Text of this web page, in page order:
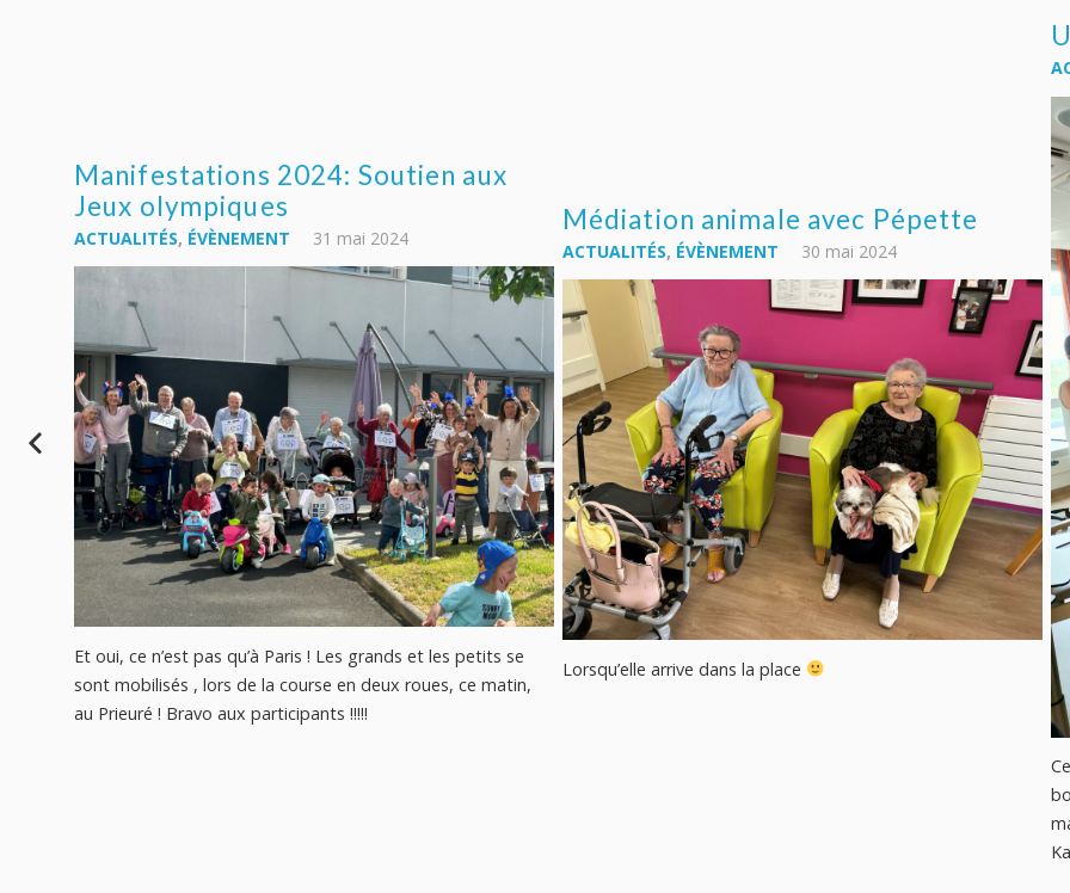
Manifestations 2024: Soutien aux
Jeux olympiques
ACTUALITÉS, ÉVÈNEMENT 31 mai 2024
Et oui, ce n’est pas qu’à Paris ! Les grands et les petits se
sont mobilisés , lors de la course en deux roues, ce matin,
au Prieuré ! Bravo aux participants !!!!!
Médiation animale avec Pépette
ACTUALITÉS, ÉVÈNEMENT 30 mai 2024
Lorsqu’elle arrive dans la place